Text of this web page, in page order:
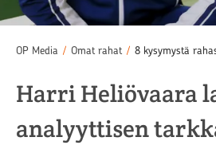
OP Media / Omat rahat / 8 kysymystä
Harri Heliövaara
analyyttisen